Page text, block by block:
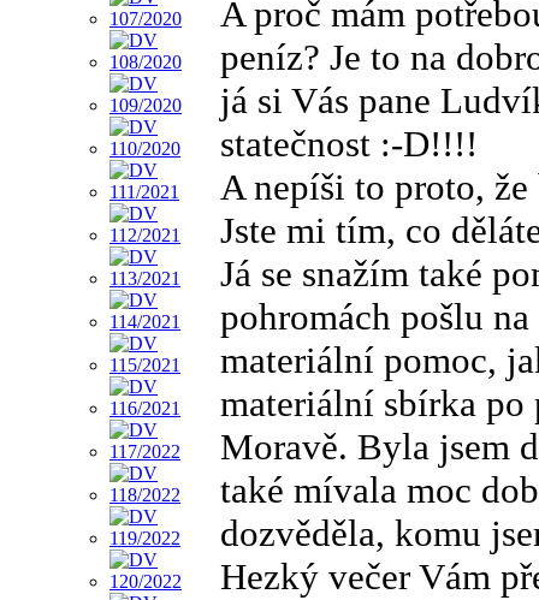
A proč mám
peníz? Je to na
já si Vás pane
statečnost :-D!!!!
A nepíši to proto,
Jste mi tím, co
Já se snažím také
pohromách pošlu
materiální pomoc,
materiální sbírka po
Moravě. Byla jsem
také mívala moc
dozvěděla, komu
Hezký večer Vám